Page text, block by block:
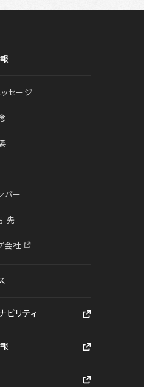
ッセージ
バー
先
会社
ビリティ